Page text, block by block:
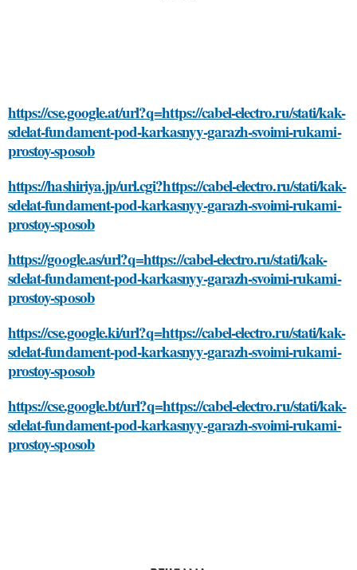
https://cse.google.at/url?q=https://cabel-electro.ru/stati/kak-
sdelat-fundament-pod-karkasnyy-garazh-svoimi-rukami-
prostoy-sposob
https://hashiriya.jp/url.cgi?https://cabel-electro.ru/stati/kak-
sdelat-fundament-pod-karkasnyy-garazh-svoimi-rukami-
prostoy-sposob
https://google.as/url?q=https://cabel-electro.ru/stati/kak-
sdelat-fundament-pod-karkasnyy-garazh-svoimi-rukami-
prostoy-sposob
https://cse.google.ki/url?q=https://cabel-electro.ru/stati/kak-
sdelat-fundament-pod-karkasnyy-garazh-svoimi-rukami-
prostoy-sposob
https://cse.google.bt/url?q=https://cabel-electro.ru/stati/kak-
sdelat-fundament-pod-karkasnyy-garazh-svoimi-rukami-
prostoy-sposob